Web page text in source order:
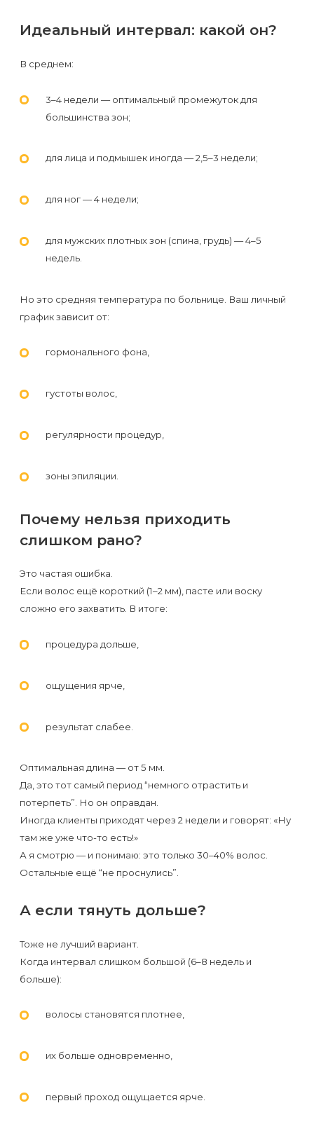
к
нужно
к
Рекомендации
уходу
за
после
воском
Виды
для
депиляции
или
Идеальный интервал: какой он?
В среднем:
3–4 недели — оптимальный промежуток для
большинства зон;
для лица и подмышек иногда — 2,5–3 недели;
для ног — 4 недели;
для мужских плотных зон (спина, грудь) — 4–5
недель.
Но это средняя температура по больнице. Ваш личный
график зависит от:
гормонального фона,
густоты волос,
регулярности процедур,
зоны эпиляции.
Почему нельзя приходить
слишком рано?
Это частая ошибка.
Если волос ещё короткий (1–2 мм), пасте или воску
сложно его захватить. В итоге:
процедура дольше,
ощущения ярче,
результат слабее.
Оптимальная длина — от 5 мм.
Да, это тот самый период “немного отрастить и
потерпеть”. Но он оправдан.
Иногда клиенты приходят через 2 недели и говорят: «Ну
там же уже что-то есть!»
А я смотрю — и понимаю: это только 30–40% волос.
Остальные ещё “не проснулись”.
А если тянуть дольше?
Тоже не лучший вариант.
Когда интервал слишком большой (6–8 недель и
больше):
волосы становятся плотнее,
их больше одновременно,
первый проход ощущается ярче.